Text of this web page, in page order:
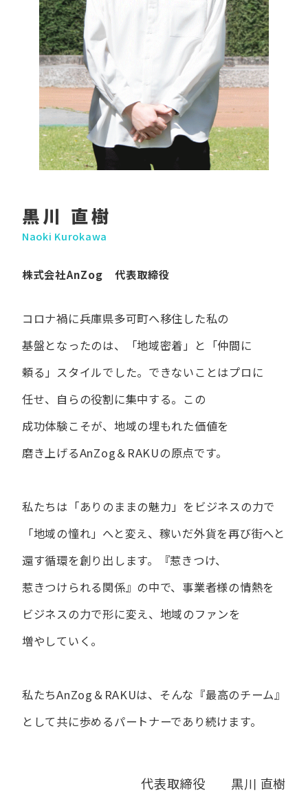
黒川 直樹
Naoki Kurokawa
株式会社AnZog 代表取締役
コロナ禍に​兵庫県多可町へ​移住した​私の​
基盤となったのは、
「地域密着」と​「仲間に​
頼る」スタイルでした。 できない​ことは​プロに​
任せ、​自らの​役割に​集中する。 この​
成功体験こそが、​地域の​埋もれた​価値を​
磨き上げる​AnZog＆RAKUの​原点です。
私たちは​「ありの​ままの​魅力」を​ビジネスの​力で​
「地域の​憧れ」へと​変え、 稼いだ外貨を​再び街へと​
還す循環を​創り出します。
『惹きつけ、​
惹きつけられる​関係』の​中で、​事業者様の​情熱を​
ビジネスの​力で​形に​変え、 地域の​ファンを​
増やしていく。
私たちAnZog＆RAKUは、​そんな​『最高の​チーム』
と​して共に​歩める​パートナーであり続けます。
代表取締役 黒川 直樹